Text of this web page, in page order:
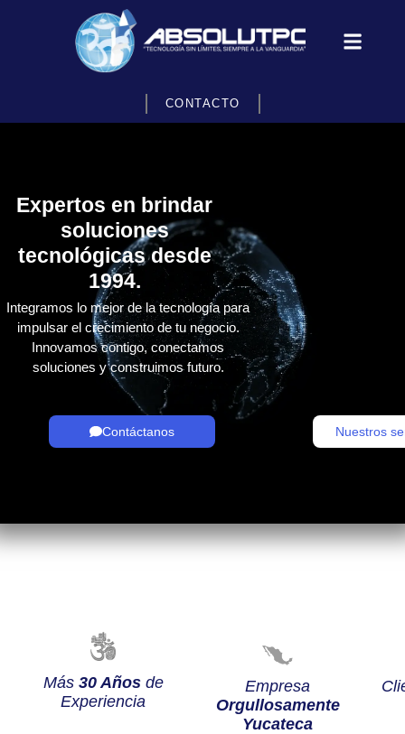
CONTACTO
Expertos en brindar
soluciones
tecnológicas desde
1994.
Integramos lo mejor de la tecnología para
impulsar el crecimiento de tu negocio.
Innovamos contigo, conectamos
soluciones y construimos futuro.
Contáctanos Nuestros
Más 30 Añosde
Experiencia
Empresa
Orgullosamente
Yucateca